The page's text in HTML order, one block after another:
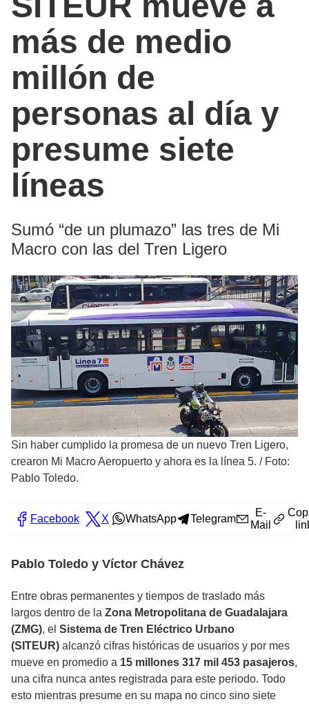
más de medio
millón de
personas al día y
presume siete
líneas
Sumó “de un plumazo” las tres de Mi
Macro con las del Tren Ligero
Sin haber cumplido la promesa de un nuevo Tren Ligero,
crearon Mi Macro Aeropuerto y ahora es la línea 5. / Foto:
Pablo Toledo.
Facebook X WhatsApp Telegram
E-
Mail
Pablo Toledo y Víctor Chávez
Entre obras permanentes y tiempos de traslado más
largos dentro de la Zona Metropolitana de Guadalajara
(ZMG), el Sistema de Tren Eléctrico Urbano
(SITEUR) alcanzó cifras históricas de usuarios y por mes
mueve en promedio a 15 millones 317 mil 453 pasajeros,
una cifra nunca antes registrada para este periodo. Todo
esto mientras presume en su mapa no cinco sino siete